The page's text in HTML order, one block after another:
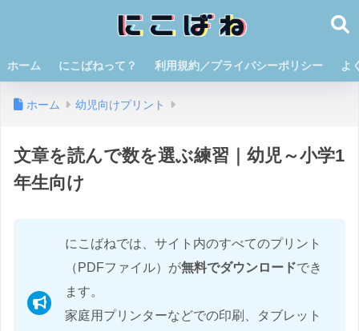
ホーム にこばねって？ 利用規約／プライバシーポリシー よ
ホーム 幼児向けプリント
文章を読んで数を選ぶ練習｜幼児～小学1
年生向け
にこばねでは、サイト内のすべてのプリント
（PDFファイル）が無料でダウンロードでき
ます。
家庭用プリンターなどでの印刷、タブレット